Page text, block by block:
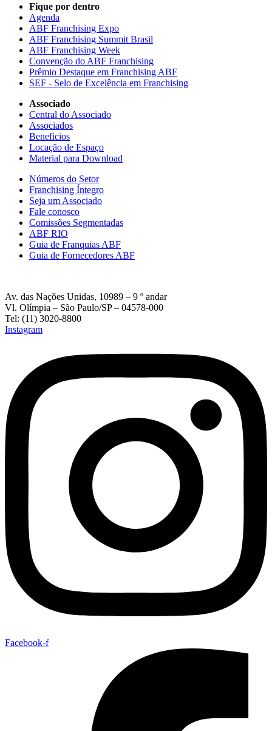
Fique por dentro
Agenda
ABF Franchising Expo
ABF Franchising Summit Brasil
ABF Franchising Week
Convenção do ABF Franchising
Prêmio Destaque em Franchising ABF
SEF - Selo de Excelência em Franchising
Associado
Central do Associado
Associados
Beneficios
Locação de Espaço
Material para Download
Números do Setor
Franchising Íntegro
Seja um Associado
Fale conosco
Comissões Segmentadas
ABF RIO
Guia de Franquias ABF
Guia de Fornecedores ABF
Av. das Nações Unidas, 10989 – 9 º andar
Vl. Olímpia – São Paulo/SP – 04578-000
Tel: (11) 3020-8800
Instagram
Facebook-f